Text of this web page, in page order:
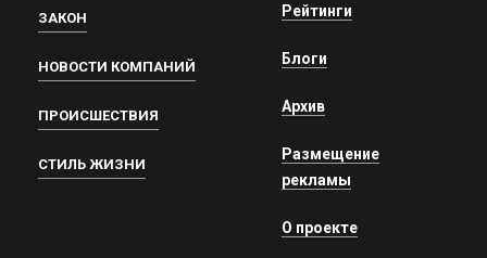
ЗАКОН
НОВОСТИ КОМПАНИЙ
ПРОИСШЕСТВИЯ
СТИЛЬ ЖИЗНИ
Рейтинги
Блоги
Архив
Размещение
рекламы
О проекте